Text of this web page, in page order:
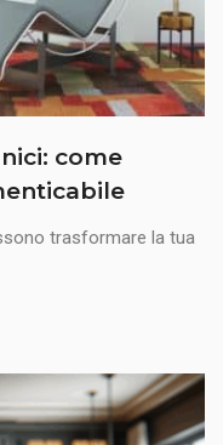
come
trasformare la tua